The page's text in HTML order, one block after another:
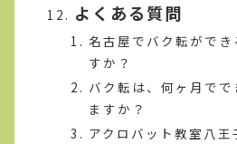
よくある質問
名古屋でバク転がで
すか？
バク転は、何ヶ月でで
ますか？
アクロバット教室八王